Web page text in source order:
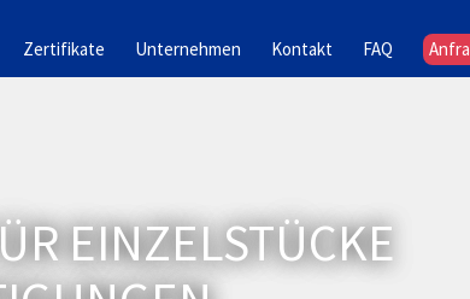
Zertifikate Unternehmen Kontakt FAQ
EINZELSTÜCKE